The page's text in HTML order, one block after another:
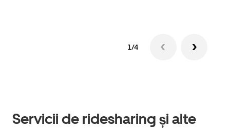
1/4
Servicii de ridesharing și alte